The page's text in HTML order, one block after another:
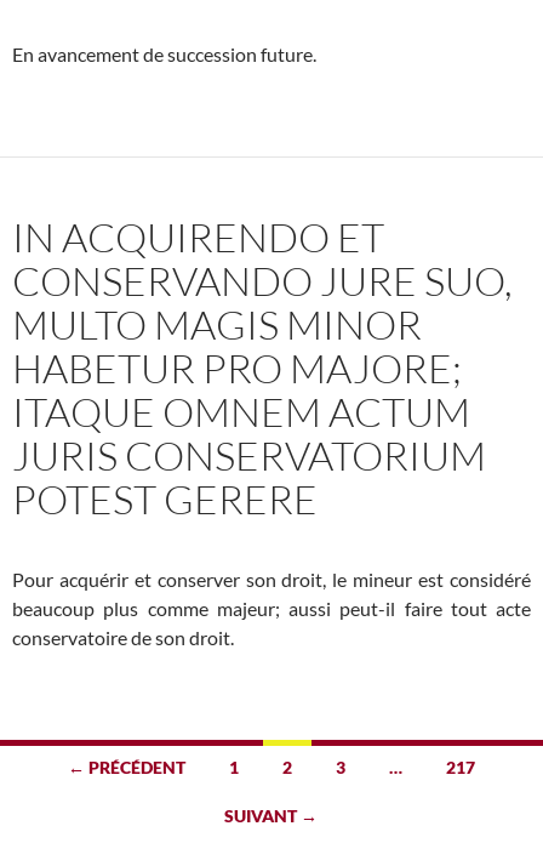
En avancement de succession future.
IN ACQUIRENDO ET
CONSERVANDO JURE SUO,
MULTO MAGIS MINOR
HABETUR PRO MAJORE;
ITAQUE OMNEM ACTUM
JURIS CONSERVATORIUM
POTEST GERERE
Pour acquérir et conserver son droit, le mineur est considéré
beaucoup plus comme majeur; aussi peut-il faire tout acte
conservatoire de son droit.
Navigation
← PRÉCÉDENT 1 2 3 … 217
SUIVANT →